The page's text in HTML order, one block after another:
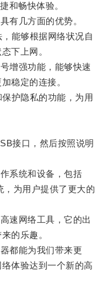
和畅快体验。
几方面的优势。
能够根据网络状况自
下上网。
强功能，能够快速
稳定的连接。
护隐私的功能，为用
接口，然后按照说明
系统和设备，包括
为用户提供了更大的
网络工具，它的出
的乐趣。
都能为我们带来更
体验达到一个新的高